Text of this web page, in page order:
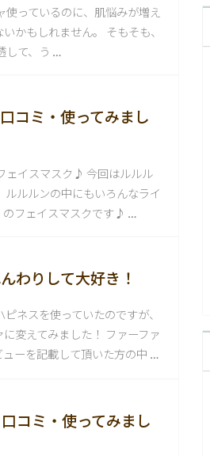
使っているのに、肌悩みが増え
かもしれません。 そもそも、
して、う …
コミ・使ってみまし
ェイスマスク♪ 今回はルルル
ルルンの中にもいろんなライ
のフェイスマスクです♪ …
わりして大好き！
ネスを使っていたのですが、
変えてみました！ ファーファ
ーを記載して頂いた方の中 …
コミ・使ってみまし